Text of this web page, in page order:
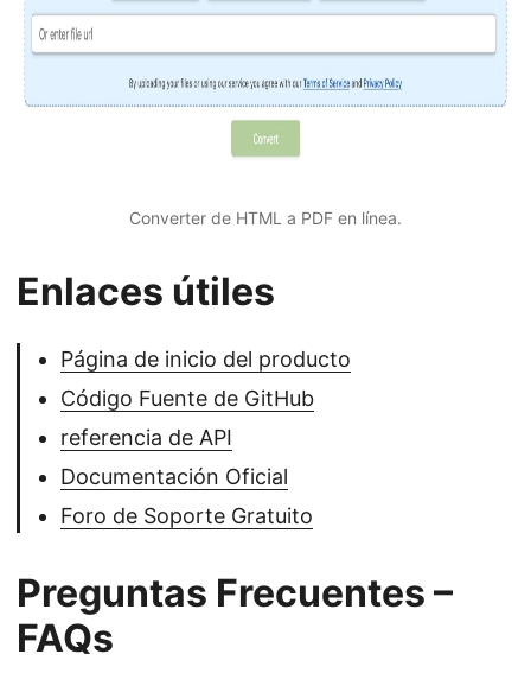
Converter de HTML a PDF en línea.
Enlaces útiles
Página de inicio del producto
Código Fuente de GitHub
referencia de API
Documentación Oficial
Foro de Soporte Gratuito
Preguntas Frecuentes –
FAQs